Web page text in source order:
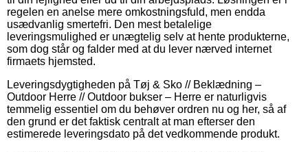
regelen en anelse mere omkostningsfuld, men endda
usædvanlig smertefri. Den mest betalelige
leveringsmulighed er unægtelig selv at hente produkterne,
som dog står og falder med at du lever nærved internet
firmaets hjemsted.
Leveringsdygtigheden på Tøj & Sko // Beklædning –
Outdoor Herre // Outdoor bukser – Herre er naturligvis
temmelig essentiel om du behøver ordren nu og her, så af
den grund er det faktisk centralt at man efterser den
estimerede leveringsdato på det vedkommende produkt.